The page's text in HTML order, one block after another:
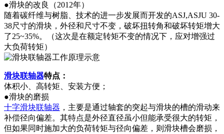
●滑块的改良（2012年）
随着碳纤维与树脂、技术的进一步发展而开发的ASJ,ASJU 30-
38尺寸的滑块，外径和尺寸不变，破坏扭转角和破坏转矩增大
了25~35%。（这次是在额定转矩不变的情况下，应对增强过
大负荷转矩）
滑块联轴器特点：
体积小、高转矩、安装方便；
●滑块的磨损
十字滑块联轴器 ，主要是通过轴套的突起与滑块的槽的滑动来
补偿径向偏差。其特点是外径直径虽小但能承受很大的转矩，
但如果同时施加大的负荷转矩与径向偏差，则滑块槽会磨损，